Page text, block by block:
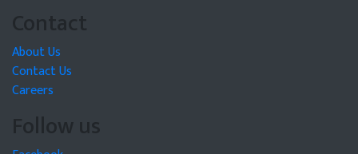
Contact
About Us
Contact Us
Careers
Follow us